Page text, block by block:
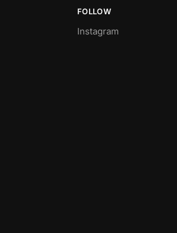
FOLLOW
Instagram